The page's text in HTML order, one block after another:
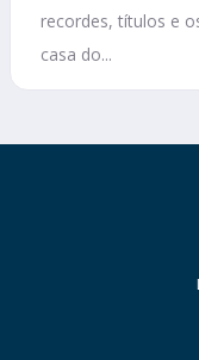
recordes, títulos e
casa do...